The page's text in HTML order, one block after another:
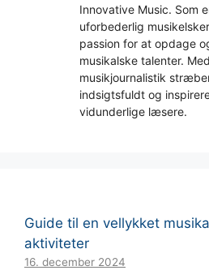
Innovative Music. Som
uforbederlig
passion for at opdage
musikalske talenter.
musikjournalistik
indsigtsfuldt og
vidunderlige læsere.
Guide til en vellykket
aktiviteter
16. december 2024